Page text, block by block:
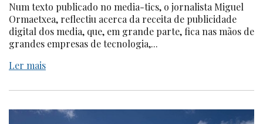
Num texto publicado no media-tics, o jornalista Miguel
Ormaetxea, reflectiu acerca da receita de publicidade
digital dos media, que, em grande parte, fica nas mãos de
grandes empresas de tecnologia,...
Ler mais